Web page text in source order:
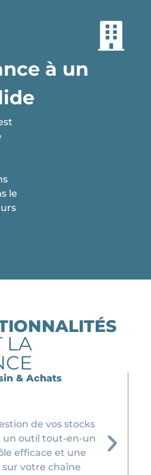
à un
le
LA
& Achats
de vos stocks
un outil tout-en-un
efficace et une
votre chaîne